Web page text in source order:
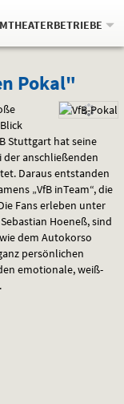
Pokal"
Stuttgart hat seine
der anschließenden
Daraus entstanden
„VfB inTeam“, die
Fans erleben unter
Hoeneß, sind
dem Autokorso
persönlichen
emotionale, weiß-